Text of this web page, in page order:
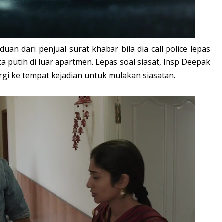
dari penjual surat khabar bila dia call police lepas
putih di luar apartmen. Lepas soal siasat, Insp Deepak
ke tempat kejadian untuk mulakan siasatan.